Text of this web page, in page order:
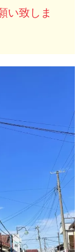
い致しま